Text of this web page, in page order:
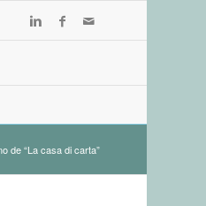
de “La casa di carta”